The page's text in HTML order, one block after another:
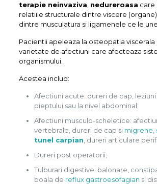
terapie neinvaziva nedureroasa care
relatiile structurale dintre viscere
dintre musculatura si ligamenele ce le
Pacientii apeleaza la osteopatia
varietate de afectiuni care afecteaza
organismului.
Acestea includ:
Afectiuni acute: dureri de cap, leziuni
pieptului sau la nivel abdominal;
Afectiuni musculo-scheletice:
vertebrale, dureri de cap si migrene
tunel carpian , dureri articulare
Dureri post operatorii;
Tulburari digestive: balonare,
boala de reflux gastroesofagian si